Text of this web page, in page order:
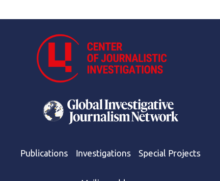
Publications Investigations Special Projects